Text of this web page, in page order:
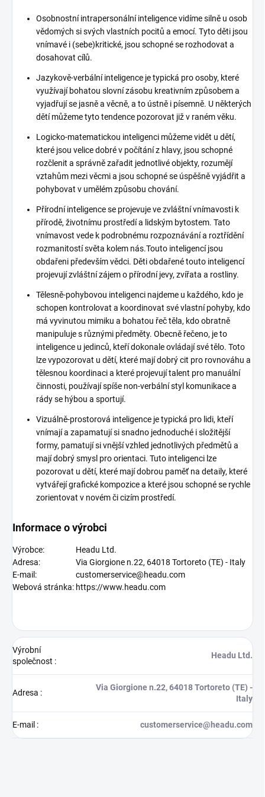
Osobnostní intrapersonální inteligence vidíme silně u osob
vědomých si svých vlastních pocitů a emocí. Tyto děti jsou
vnímavé i (sebe)kritické, jsou schopné se rozhodovat a
dosahovat cílů.
Jazykově-verbální inteligence je typická pro osoby, které
využívají bohatou slovní zásobu kreativním způsobem a
vyjadřují se jasně a věcně, a to ústně i písemně. U některých
dětí můžeme tyto tendence pozorovat již v raném věku.
Logicko-matematickou inteligenci můžeme vidět u dětí,
které jsou velice dobré v počítání z hlavy, jsou schopné
rozčlenit a správně zařadit jednotlivé objekty, rozumějí
vztahům mezi věcmi a jsou schopné se úspěšně vyjádřit a
pohybovat v umělém způsobu chování.
Přírodní inteligence se projevuje ve zvláštní vnímavosti k
přírodě, životnímu prostředí a lidským bytostem. Tato
vnímavost vede k podrobnému rozpoznávání a roztřídění
rozmanitostí světa kolem nás.Touto inteligencí jsou
obdařeni především vědci. Děti obdařené touto inteligencí
projevují zvláštní zájem o přírodní jevy, zvířata a rostliny.
Tělesně-pohybovou inteligenci najdeme u každého, kdo je
schopen kontrolovat a koordinovat své vlastní pohyby, kdo
má vyvinutou mimiku a bohatou řeč těla, kdo obratně
manipuluje s různými předměty. Obecně řečeno, je to
inteligence u jedinců, kteří dokonale ovládají své tělo. Toto
lze vypozorovat u dětí, které mají dobrý cit pro rovnováhu a
tělesnou koordinaci a které projevují talent pro manuální
činnosti, používají spíše non-verbální styl komunikace a
rády se hýbou a sportují.
Vizuálně-prostorová inteligence je typická pro lidi, kteří
vnímají a zapamatují si snadno jednoduché i složitější
formy, pamatují si vnější vzhled jednotlivých předmětů a
mají dobrý smysl pro orientaci. Tuto inteligenci lze
pozorovat u dětí, které mají dobrou paměť na detaily, které
vytvářejí grafické kompozice a které jsou schopné se rychle
zorientovat v novém či cizím prostředí.
Informace o výrobci
Výrobce:
Headu Ltd.
Adresa:
Via Giorgione n.22, 64018 Tortoreto (TE) - Italy
E-mail:
customerservice@headu.com
Webová stránka: https://www.headu.com
Výrobní
společnost :
Headu Ltd.
Adresa :
Via Giorgione n.22, 64018 Tortoreto (TE) -
Italy
E-mail : customerservice@headu.com